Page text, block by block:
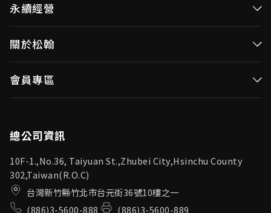
視訊/影像控制器
無線視頻傳輸
OID產品(Optical ID)
視訊／影像控制器
無線視頻傳輸
永續經營
投資人專區
利害關係人
關於松翰
會員專區
總公司資訊
10F-1.,No.36, Taiyuan St.,Zhubei City,Hsinchu County
302,Taiwan(R.O.C)
台灣新竹縣竹北市台元街36號10樓之一
(886)3-5600-888
(886)3-5600-889